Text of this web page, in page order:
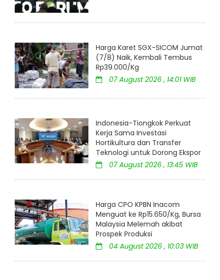
Harga Karet SGX-SICOM Jumat
(7/8) Naik, Kembali Tembus
Rp39.000/Kg
07 August 2026 , 14:01 WIB
Indonesia-Tiongkok Perkuat
Kerja Sama Investasi
Hortikultura dan Transfer
Teknologi untuk Dorong Ekspor
07 August 2026 , 13:45 WIB
Harga CPO KPBN Inacom
Menguat ke Rp15.650/Kg, Bursa
Malaysia Melemah akibat
Prospek Produksi
04 August 2026 , 10:03 WIB